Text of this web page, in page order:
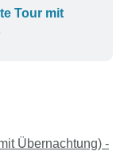
Meteora-
waren alle
Tour mit
Übernachtung) -